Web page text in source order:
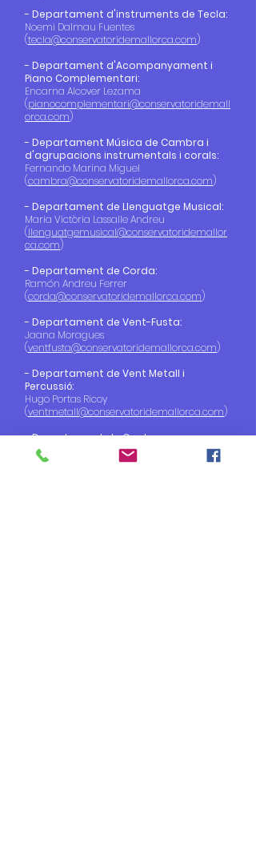
- Departament d'instruments de Tecla:
Noemi Dalmau Fuentes
(tecla@conservatoridemallorca.com)
- Departament d'Acompanyament i
Piano Complementari:
Encarna Alcover Lezama
(pianocomplementari@conservatoridemall
orca.com)
- Departament Música de Cambra i
d'agrupacions instrumentals i corals:
Fernando Marina Miguel
(cambra@conservatoridemallorca.com)
- Departament de Llenguatge Musical:
Maria Victòria Lassalle Andreu
(llenguatgemusical@conservatoridemallor
ca.com)
- Departament de Corda:
Ramón Andreu Ferrer
(corda@conservatoridemallorca.com)
- Departament de Vent-Fusta:
Jaana Moragues
(ventfusta@conservatoridemallorca.com)
- Departament de Vent Metall i
Percussió:
Hugo Portas Ricoy
(ventmetall@conservatoridemallorca.com)
- Departament de Cant:
Francesc Blanco Sánchez
cant@conservatoridemallorca.com